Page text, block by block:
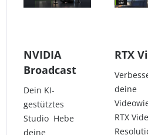
NVIDIA
Broadcast
Dein KI-
gestütztes
Studio Hebe
deine
RTX
deine
RTX